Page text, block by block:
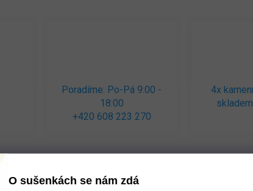
O sušenkách se nám zdá
Poradíme: Po-Pá 9:00 -
18:00
+420 608 223 270
4x